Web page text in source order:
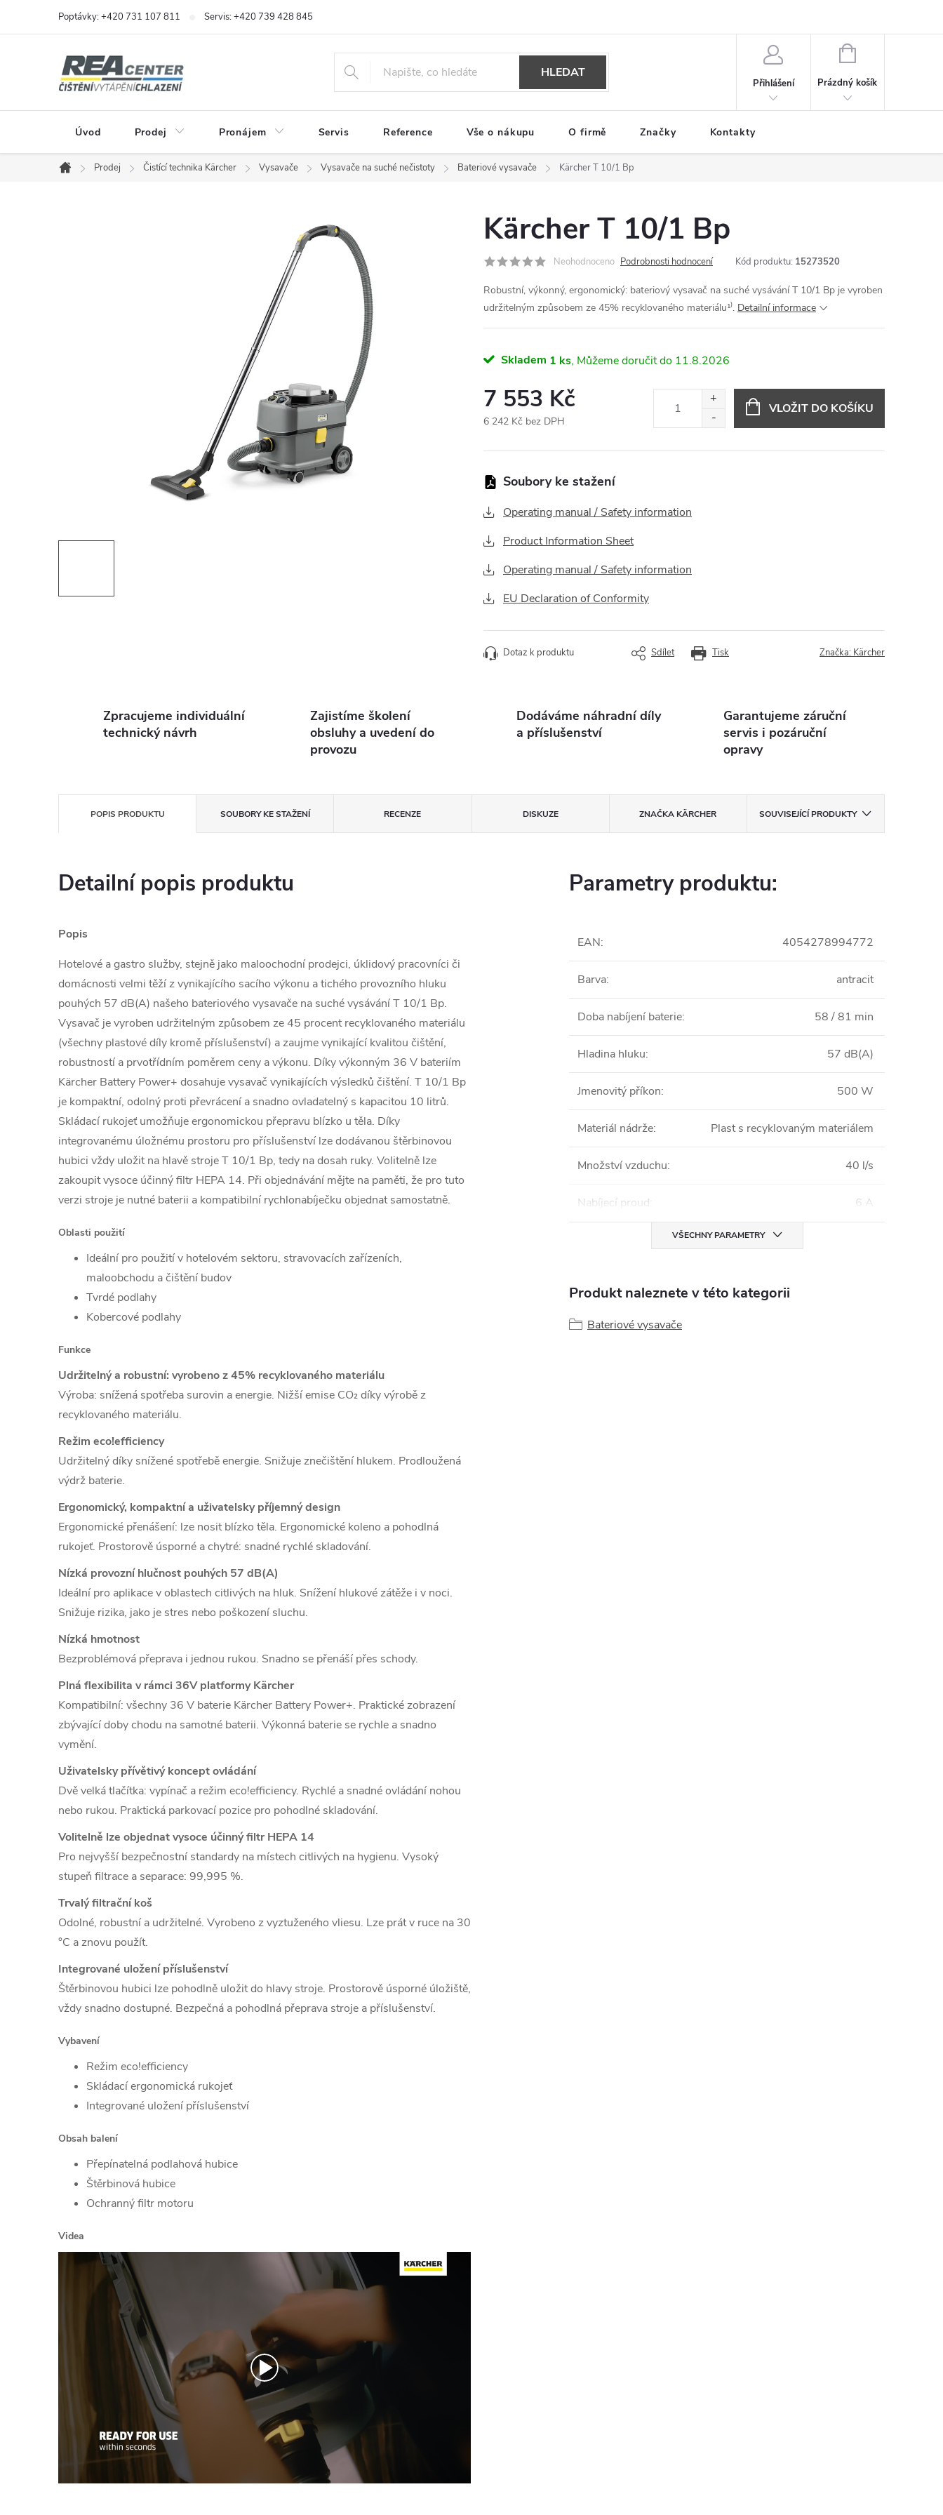
Poptávky: +420 731 107 811 Servis: +420 739 428 845
HLEDAT
Přihlášení
NÁKUPNÍ
Prázdný košík
Úvod Prodej Pronájem Servis Reference Vše o nákupu O firmě Značky Kontakty
Domů
Prodej Čistící technika Kärcher Vysavače Vysavače na suché nečistoty Bateriové vysavače Kärcher T 10/1 Bp
Kärcher T 10/1 Bp
Neohodnoceno Podrobnosti hodnocení Kód produktu: 15273520
Robustní, výkonný, ergonomický: bateriový vysavač na suché vysávání T 10/1 Bp je vyroben
udržitelným způsobem ze 45% recyklovaného materiálu¹⁾. Detailní informace
Skladem 1 ks 11.8.2026
7 553 Kč
6 242 Kč bez DPH
cena:
VLOŽIT DO KOŠÍKU
Operating manual / Safety information
Product Information Sheet
Operating manual / Safety information
EU Declaration of Conformity
Tisk
Dotaz k produktu Sdílet Značka: Kärcher
Zpracujeme individuální
technický návrh
Zajistíme školení
obsluhy a uvedení do
provozu
Dodáváme náhradní díly
a příslušenství
Garantujeme záruční
servis i pozáruční
opravy
POPIS PRODUKTU SOUBORY KE STAŽENÍ RECENZE DISKUZE ZNAČKA KÄRCHER SOUVISEJÍCÍ PRODUKTY
Detailní popis produktu
Popis
Hotelové a gastro služby, stejně jako maloochodní prodejci, úklidový pracovníci či
domácnosti velmi těží z vynikajícího sacího výkonu a tichého provozního hluku
pouhých 57 dB(A) našeho bateriového vysavače na suché vysávání T 10/1 Bp.
Vysavač je vyroben udržitelným způsobem ze 45 procent recyklovaného materiálu
(všechny plastové díly kromě příslušenství) a zaujme vynikající kvalitou čištění,
robustností a prvotřídním poměrem ceny a výkonu. Díky výkonným 36 V bateriím
Kärcher Battery Power+ dosahuje vysavač vynikajících výsledků čištění. T 10/1 Bp
je kompaktní, odolný proti převrácení a snadno ovladatelný s kapacitou 10 litrů.
Skládací rukojeť umožňuje ergonomickou přepravu blízko u těla. Díky
integrovanému úložnému prostoru pro příslušenství lze dodávanou štěrbinovou
hubici vždy uložit na hlavě stroje T 10/1 Bp, tedy na dosah ruky. Volitelně lze
zakoupit vysoce účinný filtr HEPA 14. Při objednávání mějte na paměti, že pro tuto
verzi stroje je nutné baterii a kompatibilní rychlonabíječku objednat samostatně.
Oblasti použití
Ideální pro použití v hotelovém sektoru, stravovacích zařízeních,
maloobchodu a čištění budov
Tvrdé podlahy
Kobercové podlahy
Funkce
Udržitelný a robustní: vyrobeno z 45% recyklovaného materiálu
Výroba: snížená spotřeba surovin a energie. Nižší emise CO₂ díky výrobě z
recyklovaného materiálu.
Režim eco!efficiency
Udržitelný díky snížené spotřebě energie. Snižuje znečištění hlukem. Prodloužená
výdrž baterie.
Ergonomický, kompaktní a uživatelsky příjemný design
Ergonomické přenášení: lze nosit blízko těla. Ergonomické koleno a pohodlná
rukojeť. Prostorově úsporné a chytré: snadné rychlé skladování.
Nízká provozní hlučnost pouhých 57 dB(A)
Ideální pro aplikace v oblastech citlivých na hluk. Snížení hlukové zátěže i v noci.
Snižuje rizika, jako je stres nebo poškození sluchu.
Nízká hmotnost
Bezproblémová přeprava i jednou rukou. Snadno se přenáší přes schody.
Plná flexibilita v rámci 36V platformy Kärcher
Kompatibilní: všechny 36 V baterie Kärcher Battery Power+. Praktické zobrazení
zbývající doby chodu na samotné baterii. Výkonná baterie se rychle a snadno
vymění.
Uživatelsky přívětivý koncept ovládání
Dvě velká tlačítka: vypínač a režim eco!efficiency. Rychlé a snadné ovládání nohou
nebo rukou. Praktická parkovací pozice pro pohodlné skladování.
Volitelně lze objednat vysoce účinný filtr HEPA 14
Pro nejvyšší bezpečnostní standardy na místech citlivých na hygienu. Vysoký
stupeň filtrace a separace: 99,995 %.
Trvalý filtrační koš
Odolné, robustní a udržitelné. Vyrobeno z vyztuženého vliesu. Lze prát v ruce na 30
°C a znovu použít.
Integrované uložení příslušenství
Štěrbinovou hubici lze pohodlně uložit do hlavy stroje. Prostorově úsporné úložiště,
vždy snadno dostupné. Bezpečná a pohodlná přeprava stroje a příslušenství.
Vybavení
Režim eco!efficiency
Skládací ergonomická rukojeť
Integrované uložení příslušenství
Obsah balení
Přepínatelná podlahová hubice
Štěrbinová hubice
Ochranný filtr motoru
Videa
Parametry produktu:
EAN: 4054278994772
Barva: antracit
Doba nabíjení baterie: 58 / 81 min
Hladina hluku: 57 dB(A)
Jmenovitý příkon: 500 W
Materiál nádrže: Plast s recyklovaným materiálem
Množství vzduchu: 40 l/s
Nabíjecí proud: 6 A
VŠECHNY PARAMETRY
Produkt naleznete v této kategorii
Bateriové vysavače